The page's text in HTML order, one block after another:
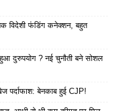
विदेशी फंडिंग कनेक्शन, बहुत
दुरुपयोग ? नई चुनौती बने सोशल
पर्दाफाश: बेनकाब हुई CJP!